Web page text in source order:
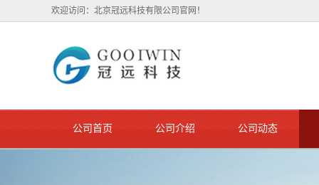
欢迎访问：北京冠远科技有限公司官网！
公司首页 公司介绍 公司动态